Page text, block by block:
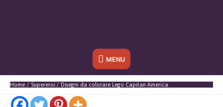
Sotto
l'header
MENU
Home Supereroi Disegni da colorare Lego Capitan America